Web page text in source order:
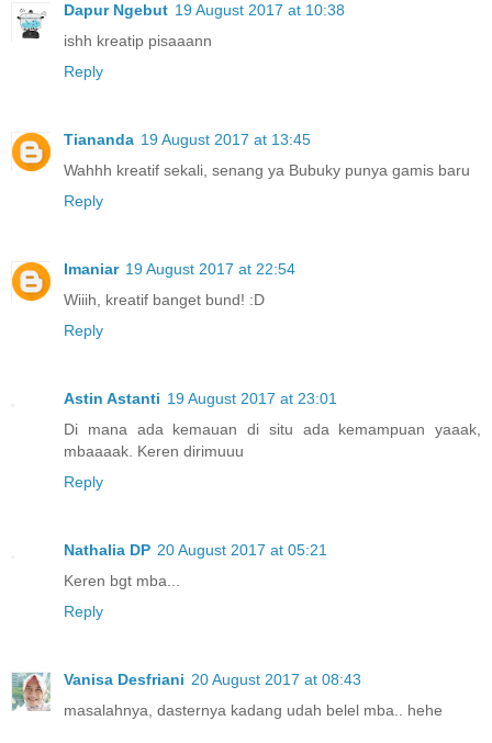
Dapur Ngebut 19 August 2017 at 10:38
ishh kreatip pisaaann
Reply
Tiananda 19 August 2017 at 13:45
Wahhh kreatif sekali, senang ya Bubuky punya gamis baru
Reply
Imaniar 19 August 2017 at 22:54
Wiiih, kreatif banget bund! :D
Reply
Astin Astanti 19 August 2017 at 23:01
Di mana ada kemauan di situ ada kemampuan yaaak,
mbaaaak. Keren dirimuuu
Reply
Nathalia DP 20 August 2017 at 05:21
Keren bgt mba...
Reply
Vanisa Desfriani 20 August 2017 at 08:43
masalahnya, dasternya kadang udah belel mba.. hehe